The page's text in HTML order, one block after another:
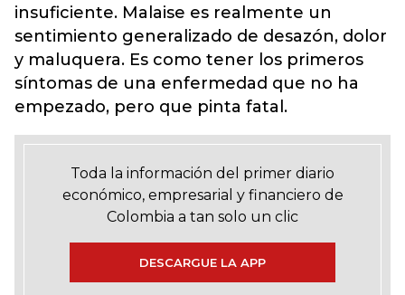
insuficiente. Malaise es realmente un
sentimiento generalizado de desazón, dolor
y maluquera. Es como tener los primeros
síntomas de una enfermedad que no ha
empezado, pero que pinta fatal.
Toda la información del primer diario
económico, empresarial y financiero de
Colombia a tan solo un clic
DESCARGUE LA APP